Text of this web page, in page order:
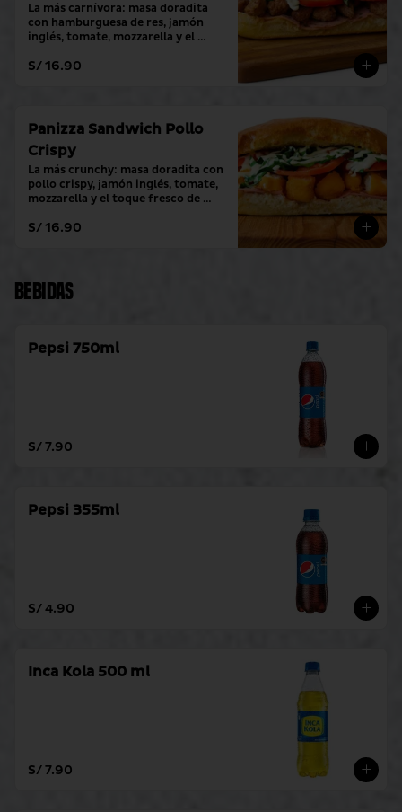
La más carnívora: masa doradita
con hamburguesa de res, jamón
inglés, tomate, mozzarella y el
S/ 16.90
Panizza Sandwich Pollo
Crispy
La más crunchy: masa doradita con
pollo crispy, jamón inglés, tomate,
mozzarella y el toque fresco de
S/ 16.90
Bebidas
Pepsi 750ml
S/ 7.90
Pepsi 355ml
S/ 4.90
Inca Kola 500 ml
S/ 7.90